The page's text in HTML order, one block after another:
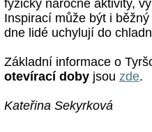
fyzicky náročné aktivity,
Inspirací může být i
dne lidé uchylují do
Základní informace o
otevírací doby jsou zde.
Kateřina Sekyrková